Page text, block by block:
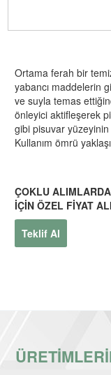
Ortama ferah bir
yabancı maddelerin
ve suyla temas
önleyici aktifleşerek
gibi pisuvar yüzeyinin
Kullanım ömrü
ÇOKLU
İÇİN ÖZEL FİYAT
Teklif Al